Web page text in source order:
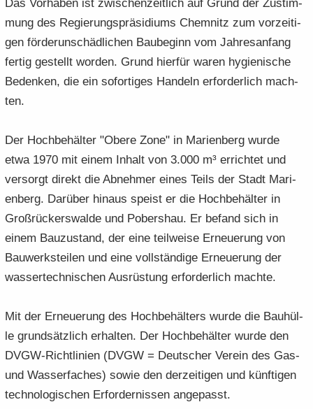
Das Vor­ha­ben ist zwi­schen­zeit­lich auf Grund der Zu­stim­
mung des Re­gie­rungs­prä­si­di­ums Chem­nitz zum vor­zei­ti­
gen för­de­run­schäd­li­chen Bau­be­ginn vom Jah­res­an­fang
fer­tig ge­stellt wor­den. Grund hier­für waren hy­gie­ni­sche
Be­den­ken, die ein so­for­ti­ges Han­deln er­for­der­lich mach­
ten.
Der Hoch­be­häl­ter "Obere Zone" in Ma­ri­en­berg wurde
etwa 1970 mit einem In­halt von 3.000 m³ er­rich­tet und
ver­sorgt di­rekt die Ab­neh­mer eines Teils der Stadt Ma­ri­
en­berg. Dar­über hin­aus speist er die Hoch­be­häl­ter in
Groß­rück­ers­wal­de und Pobers­hau. Er be­fand sich in
einem Bau­zu­stand, der eine teil­wei­se Er­neue­rung von
Bau­werks­tei­len und eine voll­stän­di­ge Er­neue­rung der
was­ser­tech­ni­schen Aus­rüs­tung er­for­der­lich mach­te.
Mit der Er­neue­rung des Hoch­be­häl­ters wurde die Bau­hül­
le grund­sätz­lich er­hal­ten. Der Hoch­be­häl­ter wurde den
DVGW-​Richtlinien (DVGW = Deut­scher Ver­ein des Gas-
und Was­ser­fa­ches) sowie den der­zei­ti­gen und künf­ti­gen
tech­no­lo­gi­schen Er­for­der­nis­sen an­ge­passt.